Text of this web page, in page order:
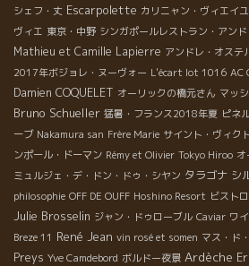
シェフ・丈 Escarpolette カリニャン・ヴィエイ
ヴィエ 東京・中野 シンガポールレストラン・アンド
Mathieu et Camille Lapierre アンドレ・オステ
2017年ボジョレ・ヌーヴォー L'écart lot 1016 AC
Damien COQUELET オーリックの橋元さん マッ
Bruno Schueller 猛暑・フランス2018年夏 ピネ
ーブ Nakamura san Frère Marie サイント・ヴィク
ンポール・ドーマン Rémy et Olivier Tokyo Hiroo
ミュルジェ・デ・ドン・ドゥ・シヤン タラゴナ シ
philosophie OFF DE OUFF Hoshino Resort ビスト
Julie Brosselin ジャン・ドゥローブル Caviar ワ
Breze 11 René Jean vin rosé et somen マス・ド
Preys Yve Camdebord ボルドー夜景 Ardèche